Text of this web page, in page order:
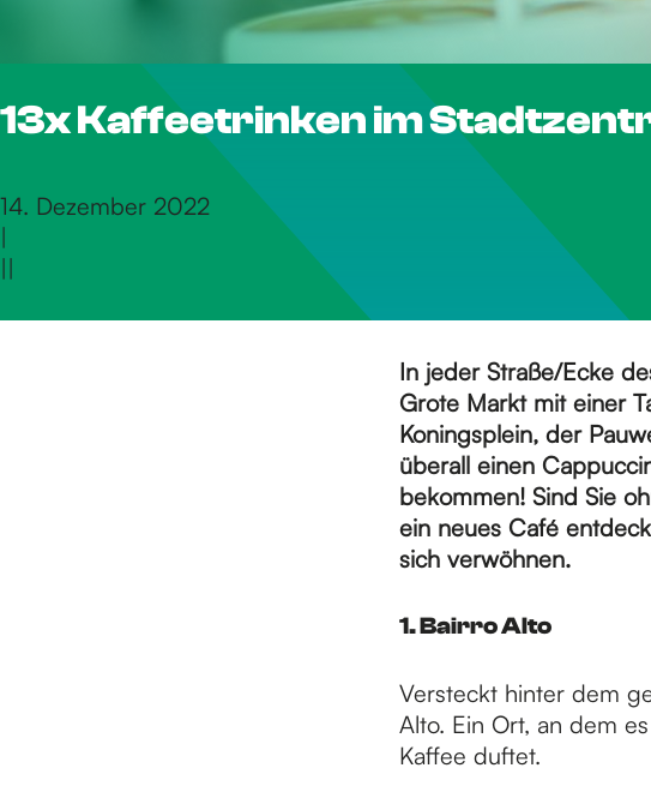
13x Kaffeetrinken im
14. Dezember 2022
|
||
In jeder Straße/Ecke
Grote Markt mit einer
Koningsplein, der
überall einen
bekommen! Sind Sie
ein neues Café
sich verwöhnen.
1. Bairro Alto
Versteckt hinter dem
Alto. Ein Ort, an dem
Kaffee duftet.